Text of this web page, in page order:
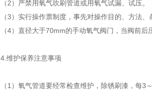
（2）严禁用氧气吹刷管道或用氧气试漏、试压。
（3）实行操作票制度，事先对操作目的、方法、
（4）直径大于70mm的手动氧气阀门，当阀前后
4.维护保养注意事项
（1）氧气管道要经常检查维护，除锈刷漆，每3